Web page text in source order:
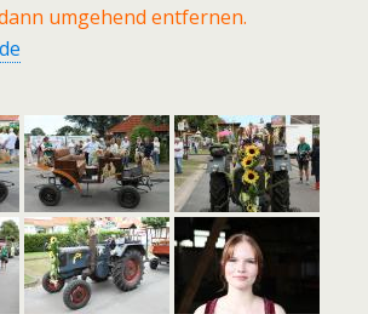
umgehend entfernen.